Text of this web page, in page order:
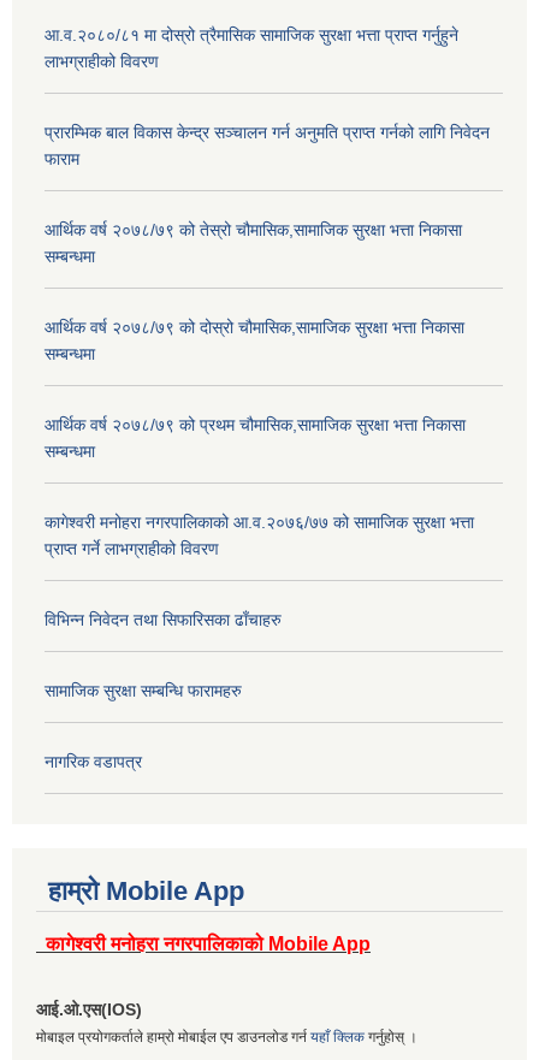
आ.व.२०८०/८१ मा दोस्रो त्रैमासिक सामाजिक सुरक्षा भत्ता प्राप्त गर्नुहुने
लाभग्राहीको विवरण
प्रारम्भिक बाल विकास केन्द्र सञ्चालन गर्न अनुमति प्राप्त गर्नको लागि निवेदन
फाराम
आर्थिक वर्ष २०७८/७९ को तेस्रो चौमासिक,सामाजिक सुरक्षा भत्ता निकासा
सम्बन्धमा
आर्थिक वर्ष २०७८/७९ को दोस्रो चौमासिक,सामाजिक सुरक्षा भत्ता निकासा
सम्बन्धमा
आर्थिक वर्ष २०७८/७९ को प्रथम चौमासिक,सामाजिक सुरक्षा भत्ता निकासा
सम्बन्धमा
कागेश्वरी मनोहरा नगरपालिकाको आ.व.२०७६/७७ को सामाजिक सुरक्षा भत्ता
प्राप्त गर्ने लाभग्राहीको विवरण
विभिन्न निवेदन तथा सिफारिसका ढाँचाहरु
सामाजिक सुरक्षा सम्बन्धि फारामहरु
नागरिक वडापत्र
हाम्रो Mobile App
कागेश्वरी मनोहरा नगरपालिकाको Mobile App
आई.ओ.एस(IOS)
मोबाइल प्रयोगकर्ताले हाम्रो मोबाईल एप डाउनलोड गर्न यहाँ क्लिक गर्नुहोस् ।